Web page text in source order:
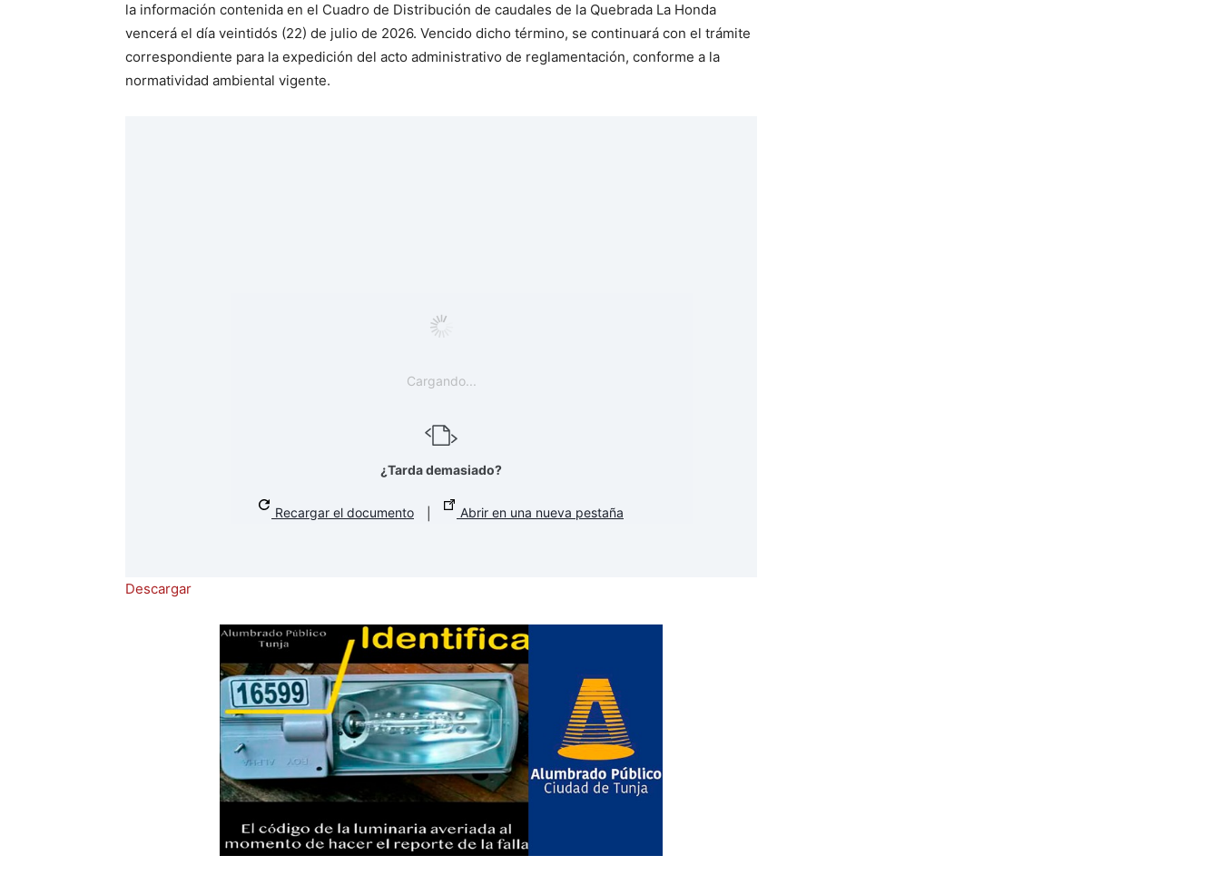
la información contenida en el Cuadro de Distribución de caudales de la Quebrada La Honda
vencerá el día veintidós (22) de julio de 2026. Vencido dicho término, se continuará con el trámite
correspondiente para la expedición del acto administrativo de reglamentación, conforme a la
normatividad ambiental vigente.
Cargando...
¿Tarda demasiado?
Recargar el documento Abrir en una nueva pestaña
Descargar